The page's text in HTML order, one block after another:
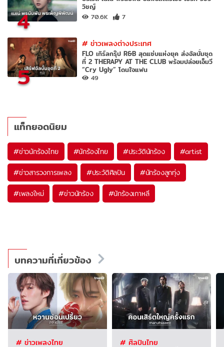
4
วิชญ์
70.6K 7
5
#ข่าวเพลงต่างประเทศ
FLO เกิร์ลกรุ๊ป R&B สุดแซ่บแห่งยุค ส่งอัลบั้มชุด
ที่ 2 THERAPY AT THE CLUB พร้อมปล่อยเอ็มวี
“Cry Ugly” โดนใจแฟน
49
แท็กยอดนิยม
#ข่าวนักร้องไทย #นักร้องไทย #ประวัตินักร้อง #artist
#ข่าวสารวงการเพลง #ประวัติศิลปิน #นักร้องลูกทุ่ง
#เพลงใหม่ #ข่าวนักร้อง #นักร้องเกาหลี
บทความที่เกี่ยวข้อง
# ข่าวเพลงไทย # ศิลปินไทย